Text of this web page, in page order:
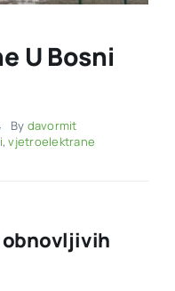
U Bosni
By davormit
,vjetroelektrane
obnovljivih